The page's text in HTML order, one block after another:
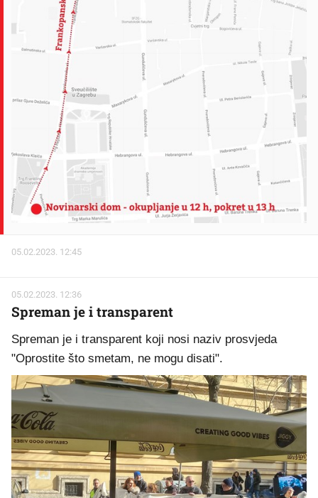
05.02.2023. 12:45
05.02.2023. 12:36
Spreman je i transparent
Spreman je i transparent koji nosi naziv prosvjeda
"Oprostite što smetam, ne mogu disati".